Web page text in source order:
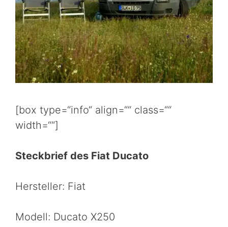
[box type=“info“ align=““ class=““
width=““]
Steckbrief des Fiat Ducato
Hersteller: Fiat
Modell: Ducato X250